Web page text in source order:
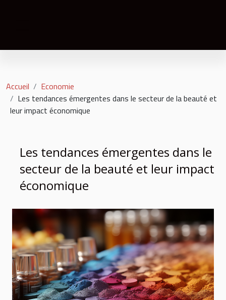
Accueil
Economie
Les tendances émergentes dans le secteur de la beauté et
leur impact économique
Les tendances émergentes dans le
secteur de la beauté et leur impact
économique